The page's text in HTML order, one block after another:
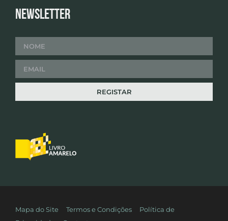
Newsletter
Mapa do Site Termos e Condições
Política de